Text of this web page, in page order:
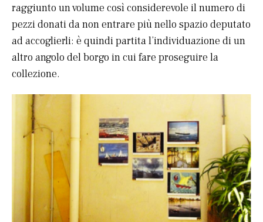
raggiunto un volume così considerevole il numero di
pezzi donati da non entrare più nello spazio deputato
ad accoglierli: è quindi partita l’individuazione di un
altro angolo del borgo in cui fare proseguire la
collezione.